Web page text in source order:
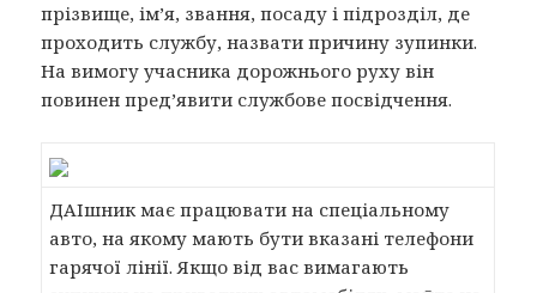
прізвище, ім’я, звання, посаду і підрозділ, де
проходить службу, назвати причину зупинки.
На вимогу учасника дорожнього руху він
повинен пред’явити службове посвідчення.
ДАІшник має працювати на спеціальному
авто, на якому мають бути вказані телефони
гарячої лінії. Якщо від вас вимагають